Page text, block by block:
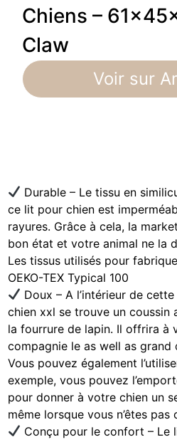
Chiens –
Claw
Voir sur
Durable – Le tissu en
ce lit pour chien est
rayures. Grâce à cela, la
bon état et votre animal ne la
Les tissus utilisés pour
OEKO-TEX Typical 100
Doux – A l’intérieur de
chien xxl se trouve un coussin
la fourrure de lapin. Il offrira à
compagnie le as well as
Vous pouvez également
exemple, vous pouvez
pour donner à votre chien un
même lorsque vous n’êtes pas
Conçu pour le confort – Le